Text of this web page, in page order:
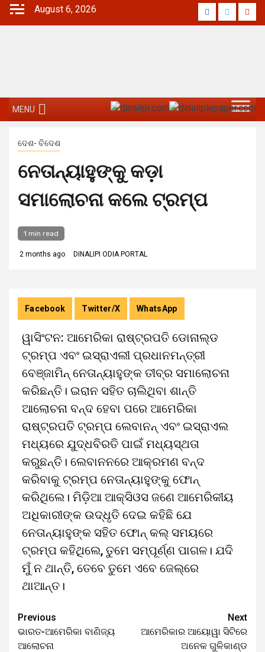
Skip
August 6, 2026 Facebook
Twitter
MENU
ଦେଶ- ବିଦେଶ
ନେତାନ୍ୟାହୁଙ୍କୁ କଡ଼ା
ସମାଲୋଚନା କଲେ ଟ୍ରମ୍ପ
1 min read
2 months ago DINALIPI ODIA PORTAL
Facebook Twitter/X WhatsApp
ୱାସିଂଟନ: ଆମେରିକା ରାଷ୍ଟ୍ରପତି ଡୋନାଲ୍ଡ
ଟ୍ରମ୍ପ ଏବଂ ଇସ୍ରାଏଲୀ ପ୍ରଧାନମନ୍ତ୍ରୀ
ବେଞ୍ଜାମିନ୍ ନେତାନ୍ୟାହୁଙ୍କ ତୀବ୍ର ସମାଲୋଚନା
କରିଛନ୍ତି। ଇରାନ ସହିତ ଚାଲିଥିବା ଶାନ୍ତି
ଆଲୋଚନା ବନ୍ଦ ହେବା ପରେ ଆମେରିକା
ରାଷ୍ଟ୍ରପତି ଟ୍ରମ୍ପ ଲେବାନନ୍ ଏବଂ ଇସ୍ରାଏଲ
ମଧ୍ୟରେ ଯୁଦ୍ଧବିରତି ପାଇଁ ମଧ୍ୟସ୍ଥତା
କରୁଛନ୍ତି। ଲେବାନନରେ ଆକ୍ରମଣ ବନ୍ଦ
କରିବାକୁ ଟ୍ରମ୍ପ ନେତାନ୍ୟାହୁଙ୍କୁ ଫୋନ୍
କରିଥିଲେ। ମିଡ଼ିଆ ଆକ୍ସିଓସ ଜଣେ ଆମେରିକୀୟ
ଅଧିକାରୀଙ୍କ ଉଦ୍ଧୃତି ଦେଇ କହିଛି ଯେ
ନେତାନ୍ୟାହୁଙ୍କ ସହିତ ଫୋନ୍‌ କଲ୍ ସମୟରେ
ଟ୍ରମ୍ପ କହିଥିଲେ, ତୁମେ ସମ୍ପୂର୍ଣ୍ଣ ପାଗଳ। ଯଦି
ମୁଁ ନ ଥାନ୍ତି, ତେବେ ତୁମେ ଏବେ ଜେଲ୍‌ରେ
ଥାଆନ୍ତ।
Continue
Reading
Previous
ଭାରତ-ଆମେରିକା ବାଣିଜ୍ୟ
ଆଲୋଚନା
Next
ଆମେରିକାର ଆୟୋୱା ସିଟିରେ
ଅନେକ ଗୁଳିକାଣ୍ଡ